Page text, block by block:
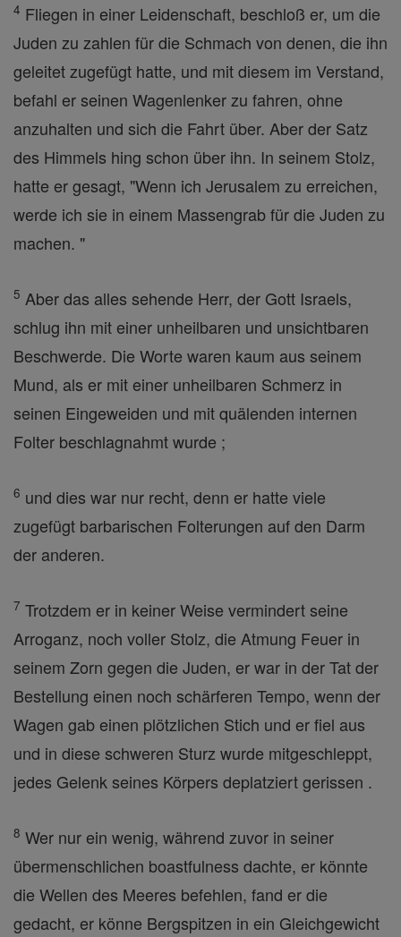
4 Fliegen in einer Leidenschaft, beschloß er, um die
Juden zu zahlen für die Schmach von denen, die ihn
geleitet zugefügt hatte, und mit diesem im Verstand,
befahl er seinen Wagenlenker zu fahren, ohne
anzuhalten und sich die Fahrt über. Aber der Satz
des Himmels hing schon über ihn. In seinem Stolz,
hatte er gesagt, "Wenn ich Jerusalem zu erreichen,
werde ich sie in einem Massengrab für die Juden zu
machen. "
5 Aber das alles sehende Herr, der Gott Israels,
schlug ihn mit einer unheilbaren und unsichtbaren
Beschwerde. Die Worte waren kaum aus seinem
Mund, als er mit einer unheilbaren Schmerz in
seinen Eingeweiden und mit quälenden internen
Folter beschlagnahmt wurde ;
6 und dies war nur recht, denn er hatte viele
zugefügt barbarischen Folterungen auf den Darm
der anderen.
7 Trotzdem er in keiner Weise vermindert seine
Arroganz, noch voller Stolz, die Atmung Feuer in
seinem Zorn gegen die Juden, er war in der Tat der
Bestellung einen noch schärferen Tempo, wenn der
Wagen gab einen plötzlichen Stich und er fiel aus
und in diese schweren Sturz wurde mitgeschleppt,
jedes Gelenk seines Körpers deplatziert gerissen .
8 Wer nur ein wenig, während zuvor in seiner
übermenschlichen boastfulness dachte, er könnte
die Wellen des Meeres befehlen, fand er die
gedacht, er könne Bergspitzen in ein Gleichgewicht